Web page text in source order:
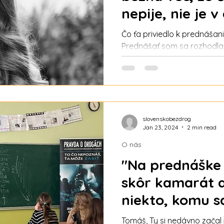
nepije, nie je v
ostatných v
nová
Prekopová
Čo ťa priviedlo k
Prednášať som sa
zahraničí. Keď som sa
stave je svet a spoločnosť a
dole „ružové okuliare“ a
problém neexistuje a
postoj, že sa s tým n
"Na
skôr kamarát
niekto, komu
zdôveriť,"
Tomáš, Ty si nedávno
O nás
slovenskobezdrog
Jan 23, 2024
2 min read